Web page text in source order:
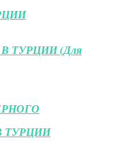
ТУРЦИИ (Для
ТУРЦИИ